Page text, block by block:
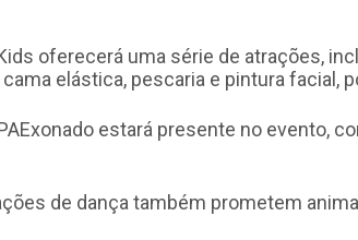
oferecerá uma série de atrações,
elástica, pescaria e pintura facial,
estará presente no evento,
de dança também prometem